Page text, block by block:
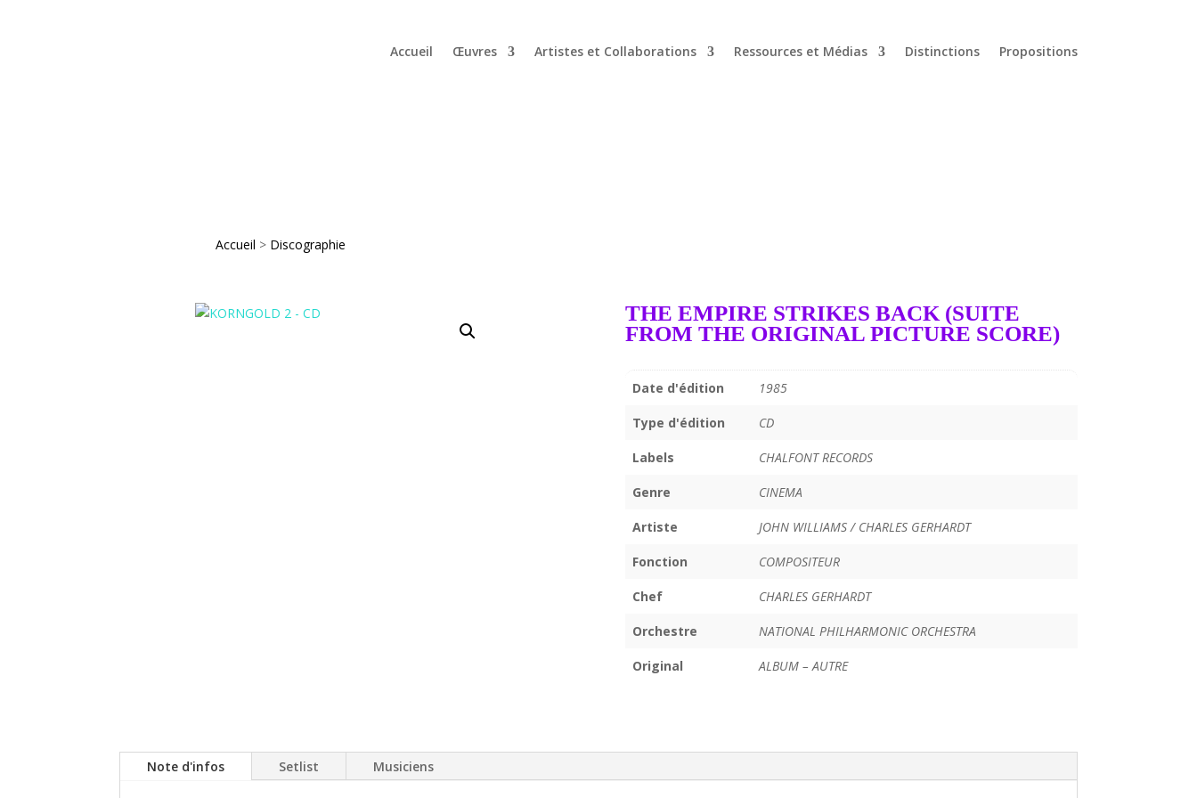
Accueil Œuvres Artistes et Collaborations Ressources et Médias Distinctions Propositions
Accueil > Discographie
THE EMPIRE STRIKES BACK (SUITE
FROM THE ORIGINAL PICTURE SCORE)
Date d'édition 1985
Type d'édition CD
Labels CHALFONT RECORDS
Genre CINEMA
Artiste JOHN WILLIAMS / CHARLES GERHARDT
Fonction COMPOSITEUR
Chef CHARLES GERHARDT
Orchestre NATIONAL PHILHARMONIC ORCHESTRA
Original ALBUM – AUTRE
Note d'infos Setlist Musiciens